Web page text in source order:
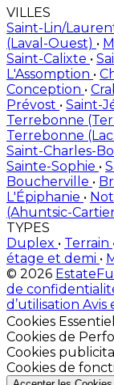
VILLES
Saint-Lin/
(Laval-Ouest) •
Saint-Calixte •
L'Assomption •
Conception •
Prévost • Saint-
Terrebonne
Terrebonne
Saint-Charles-
Sainte-Sophie •
Boucherville •
L'Épiphanie •
(Ahuntsic-
TYPES
Duplex • Terrain
étage et demi •
© 2026
de
d’utilisation Avis
Activer
Cookies
Activer
Cookies de
Activer
Cookies
Activer
Cookies de